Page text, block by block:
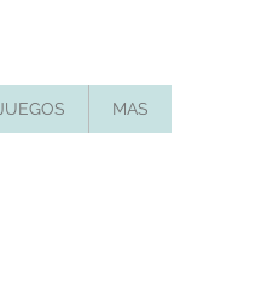
JUEGOS MAS